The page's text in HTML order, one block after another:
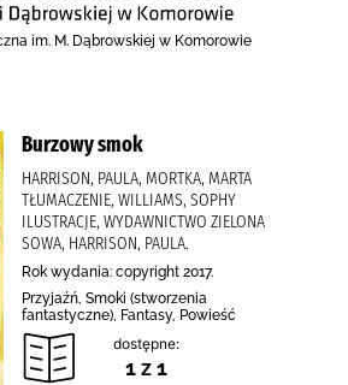
im. M. Dąbrowskiej w Komorowie
Burzowy smok
HARRISON, PAULA, MORTKA, MARTA
TŁUMACZENIE, WILLIAMS, SOPHY
ILUSTRACJE, WYDAWNICTWO ZIELONA
SOWA, HARRISON, PAULA.
Rok wydania: copyright 2017.
Przyjaźń, Smoki (stworzenia
fantastyczne), Fantasy, Powieść
dostępne:
1 z 1